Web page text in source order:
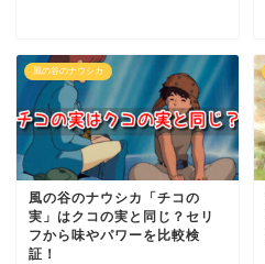
風の谷のナウシカ
風の谷のナウシカ「チコの
実」はクコの実と同じ？セリ
フから味やパワーを比較検
証！